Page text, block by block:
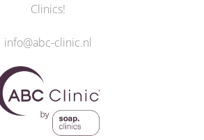
Clinics!
info@abc-clinic.nl